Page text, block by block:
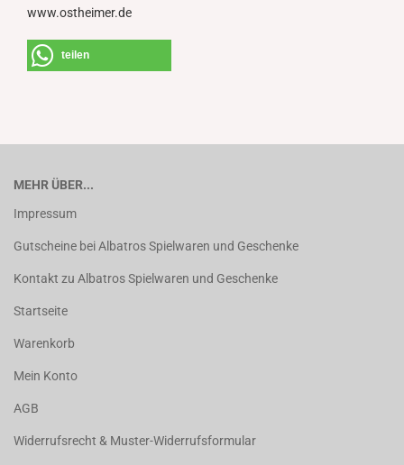
www.ostheimer.de
teilen
MEHR ÜBER...
Impressum
Gutscheine bei Albatros Spielwaren und Geschenke
Kontakt zu Albatros Spielwaren und Geschenke
Startseite
Warenkorb
Mein Konto
AGB
Widerrufsrecht & Muster-Widerrufsformular